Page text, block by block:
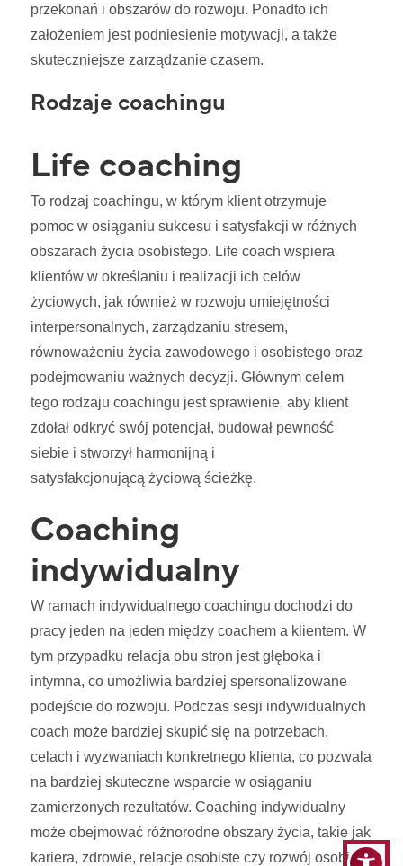
przekonań i obszarów do rozwoju. Ponadto ich
założeniem jest podniesienie motywacji, a także
skuteczniejsze zarządzanie czasem.
Rodzaje coachingu
Life coaching
To rodzaj coachingu, w którym klient otrzymuje
pomoc w osiąganiu sukcesu i satysfakcji w różnych
obszarach życia osobistego. Life coach wspiera
klientów w określaniu i realizacji ich celów
życiowych, jak również w rozwoju umiejętności
interpersonalnych, zarządzaniu stresem,
równoważeniu życia zawodowego i osobistego oraz
podejmowaniu ważnych decyzji. Głównym celem
tego rodzaju coachingu jest sprawienie, aby klient
zdołał odkryć swój potencjał, budował pewność
siebie i stworzył harmonijną i
satysfakcjonującą życiową ścieżkę.
Coaching
indywidualny
W ramach indywidualnego coachingu dochodzi do
pracy jeden na jeden między coachem a klientem. W
tym przypadku relacja obu stron jest głęboka i
intymna, co umożliwia bardziej spersonalizowane
podejście do rozwoju. Podczas sesji indywidualnych
coach może bardziej skupić się na potrzebach,
celach i wyzwaniach konkretnego klienta, co pozwala
na bardziej skuteczne wsparcie w osiąganiu
zamierzonych rezultatów. Coaching indywidualny
może obejmować różnorodne obszary życia, takie jak
kariera, zdrowie, relacje osobiste czy rozwój osobisty.